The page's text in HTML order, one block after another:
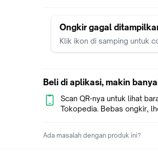
Spesifikasi :
Model: ICR-3IN1 ICELER
Daya Listrik: 460W
Berat Es per piece: 9g
Sumber Air 3 opsi: Galon Air di
ual ke Water Tank
Ketentuan Garansi: Harap
Ongkir gagal
Klik ikon di samping untuk
Beli di aplikasi, makin
Scan QR-nya untuk lihat
Tokopedia. Bebas ongkir,
Ada masalah dengan produk ini?